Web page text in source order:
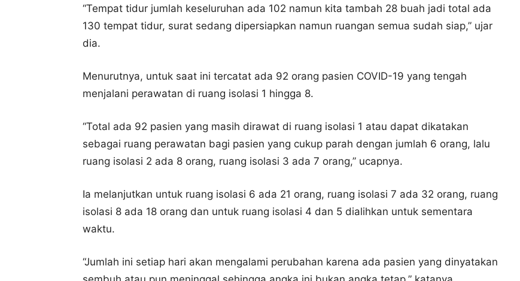
“Tempat tidur jumlah keseluruhan ada 102 namun kita tambah 28 buah jadi total ada
130 tempat tidur, surat sedang dipersiapkan namun ruangan semua sudah siap,” ujar
dia.
Menurutnya, untuk saat ini tercatat ada 92 orang pasien COVID-19 yang tengah
menjalani perawatan di ruang isolasi 1 hingga 8.
“Total ada 92 pasien yang masih dirawat di ruang isolasi 1 atau dapat dikatakan
sebagai ruang perawatan bagi pasien yang cukup parah dengan jumlah 6 orang, lalu
ruang isolasi 2 ada 8 orang, ruang isolasi 3 ada 7 orang,” ucapnya.
Ia melanjutkan untuk ruang isolasi 6 ada 21 orang, ruang isolasi 7 ada 32 orang, ruang
isolasi 8 ada 18 orang dan untuk ruang isolasi 4 dan 5 dialihkan untuk sementara
waktu.
“Jumlah ini setiap hari akan mengalami perubahan karena ada pasien yang dinyatakan